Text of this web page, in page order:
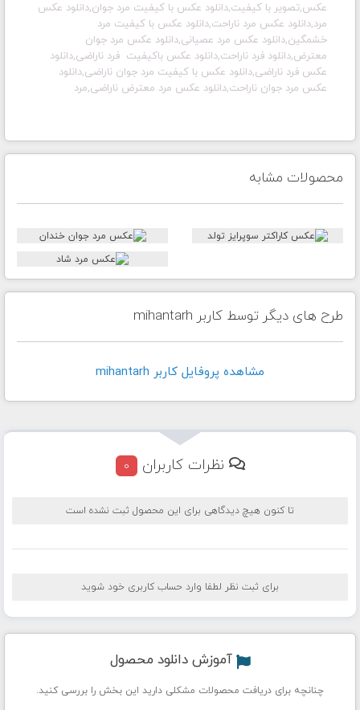
عکس,تصویر با کیفیت,دانلود عکس با کیفیت مرد جوان,دانلود عکس
مرد,دانلود عکس مرد ناراحت,دانلود عکس با کیفیت مرد
خشمگین,دانلود عکس مرد عصیانی,دانلود عکس مرد جوان
معترض,دانلود فرد ناراحت,دانلود عکس باکیفیت فرد ناراضی,دانلود
عکس فرد ناراضی,دانلود عکس با کیفیت مرد جوان ناراضی,دانلود
عکس مرد جوان ناراحت,دانلود عکس مرد معترض ناراضی,مرد
محصولات مشابه
طرح های دیگر توسط کاربر mihantarh
مشاهده پروفايل کاربر mihantarh
نظرات کاربران 0
تا کنون هیچ دیدگاهی برای این محصول ثبت نشده است
برای ثبت نظر لطفا وارد حساب کاربری خود شوید
آموزش دانلود محصول
چنانچه برای دریافت محصولات مشکلی دارید این بخش را بررسی کنید.